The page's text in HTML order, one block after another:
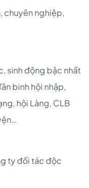
chuyên nghiệp,
sinh động bậc nhất
binh hội nhập,
hội Làng, CLB
ty đối tác độc